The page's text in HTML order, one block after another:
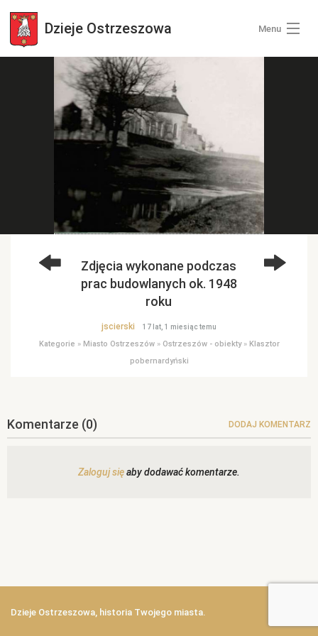
Dzieje Ostrzeszowa Menu
Wszystkie zdjęcia
Kategorie zdjęć
Zaloguj się
+ Dodaj zdjęcia
Zdjęcia wykonane podczas
prac budowlanych ok. 1948
roku
jscierski 17 lat, 1 miesiąc temu
Kategorie » Miasto Ostrzeszów» Ostrzeszów - obiekty» Klasztor
pobernardyński
Komentarze (0) DODAJ KOMENTARZ
Zaloguj sięaby dodawać komentarze.
Dzieje Ostrzeszowa, historia Twojego miasta.